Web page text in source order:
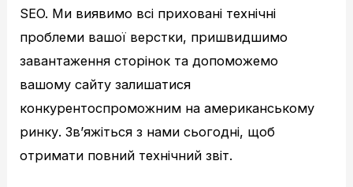
SEO. Ми виявимо всі приховані технічні
проблеми вашої верстки, пришвидшимо
завантаження сторінок та допоможемо
вашому сайту залишатися
конкурентоспроможним на американському
ринку. Зв’яжіться з нами сьогодні, щоб
отримати повний технічний звіт.